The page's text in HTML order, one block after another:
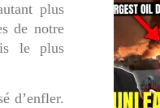
plus
de notre
le plus
d’enfler.